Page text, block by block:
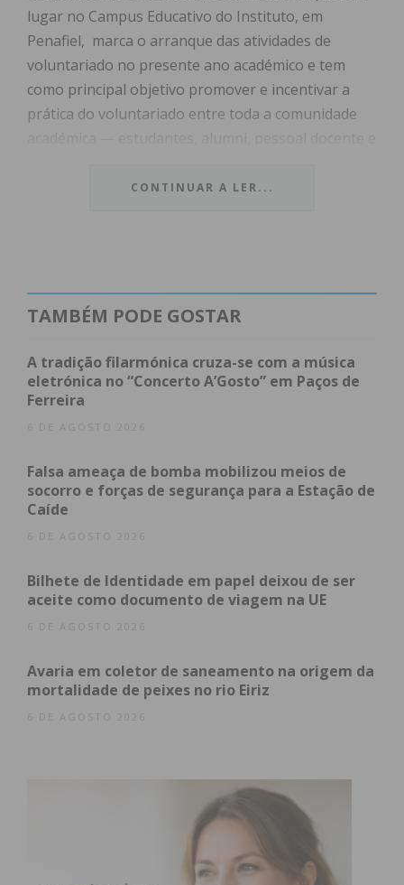
lugar no Campus Educativo do Instituto, em
Penafiel, marca o arranque das atividades de
voluntariado no presente ano académico e tem
como principal objetivo promover e incentivar a
prática do voluntariado entre toda a comunidade
partilha, inspiração e envolvimento com diversas
presentes com stands informativos, materiais de
e oportunidades de voluntariado.
“A III Mostra de Voluntariado do ISCE Douro
constitui uma excelente oportunidade para as
sensibilizarem toda a comunidade para o papel
transformador do voluntariado na sociedade”,
iniciativa reforça o compromisso do ISCE Douro
com a atribuição do Selo de Academia Voluntária.
Subscreva a newsletter do
Imediato
Assine nossa newsletter por e-mail e
CONTINUAR A LER...
TAMBÉM PODE GOSTAR
A tradição filarmónica cruza-se com a música
eletrónica no “Concerto A’Gosto” em Paços de
Ferreira
6 DE AGOSTO 2026
Falsa ameaça de bomba mobilizou meios de
socorro e forças de segurança para a Estação de
Caíde
6 DE AGOSTO 2026
Bilhete de Identidade em papel deixou de ser
aceite como documento de viagem na UE
6 DE AGOSTO 2026
Avaria em coletor de saneamento na origem da
mortalidade de peixes no rio Eiriz
6 DE AGOSTO 2026